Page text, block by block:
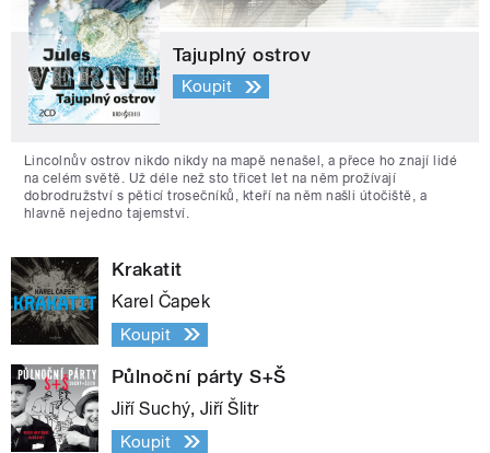
Tajuplný ostrov
Koupit
Lincolnův ostrov nikdo nikdy na mapě nenašel, a přece ho znají lidé
na celém světě. Už déle než sto třicet let na něm prožívají
dobrodružství s pěticí trosečníků, kteří na něm našli útočiště, a
hlavně nejedno tajemství.
Krakatit
Karel Čapek
Koupit
Půlnoční párty S+Š
Jiří Suchý, Jiří Šlitr
Koupit